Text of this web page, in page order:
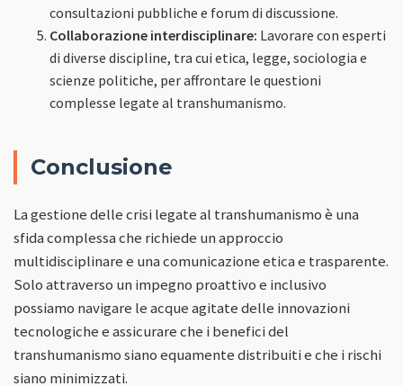
consultazioni pubbliche e forum di discussione.
Collaborazione interdisciplinare: Lavorare con esperti
di diverse discipline, tra cui etica, legge, sociologia e
scienze politiche, per affrontare le questioni
complesse legate al transhumanismo.
Conclusione
La gestione delle crisi legate al transhumanismo è una
sfida complessa che richiede un approccio
multidisciplinare e una comunicazione etica e trasparente.
Solo attraverso un impegno proattivo e inclusivo
possiamo navigare le acque agitate delle innovazioni
tecnologiche e assicurare che i benefici del
transhumanismo siano equamente distribuiti e che i rischi
siano minimizzati.